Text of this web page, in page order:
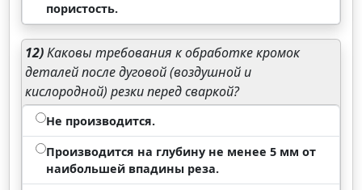
пористость.
12)Каковы требования к обработке кромок
деталей после дуговой (воздушной и
кислородной) резки перед сваркой?
Не производится.
Производится на глубину не менее 5 мм от
наибольшей впадины реза.